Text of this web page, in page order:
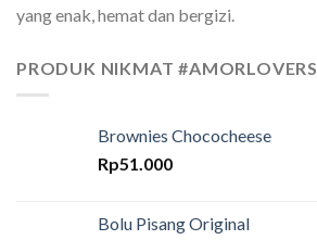
yang enak, hemat dan bergizi.
PRODUK NIKMAT #AMORLOVERS
Brownies Chococheese
Rp51.000
Bolu Pisang Original